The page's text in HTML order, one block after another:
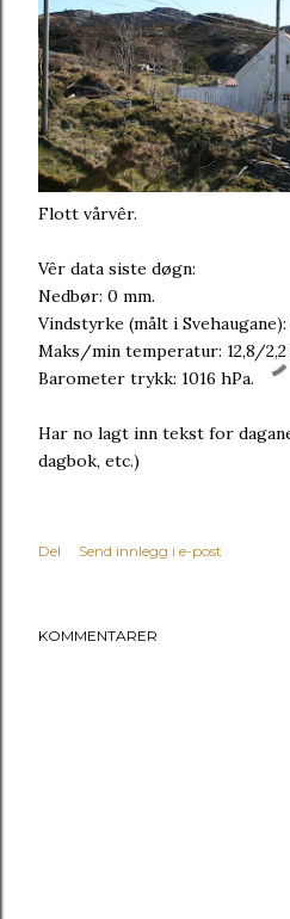
Flott vårvêr.
Vêr data siste døgn:
Nedbør: 0 mm.
Vindstyrke (målt i
Maks/min temperatur: 12,8/2,2
Barometer trykk: 1016 hPa.
Har no lagt inn tekst for
dagbok, etc.)
Del Send innlegg i e-post
KOMMENTARER